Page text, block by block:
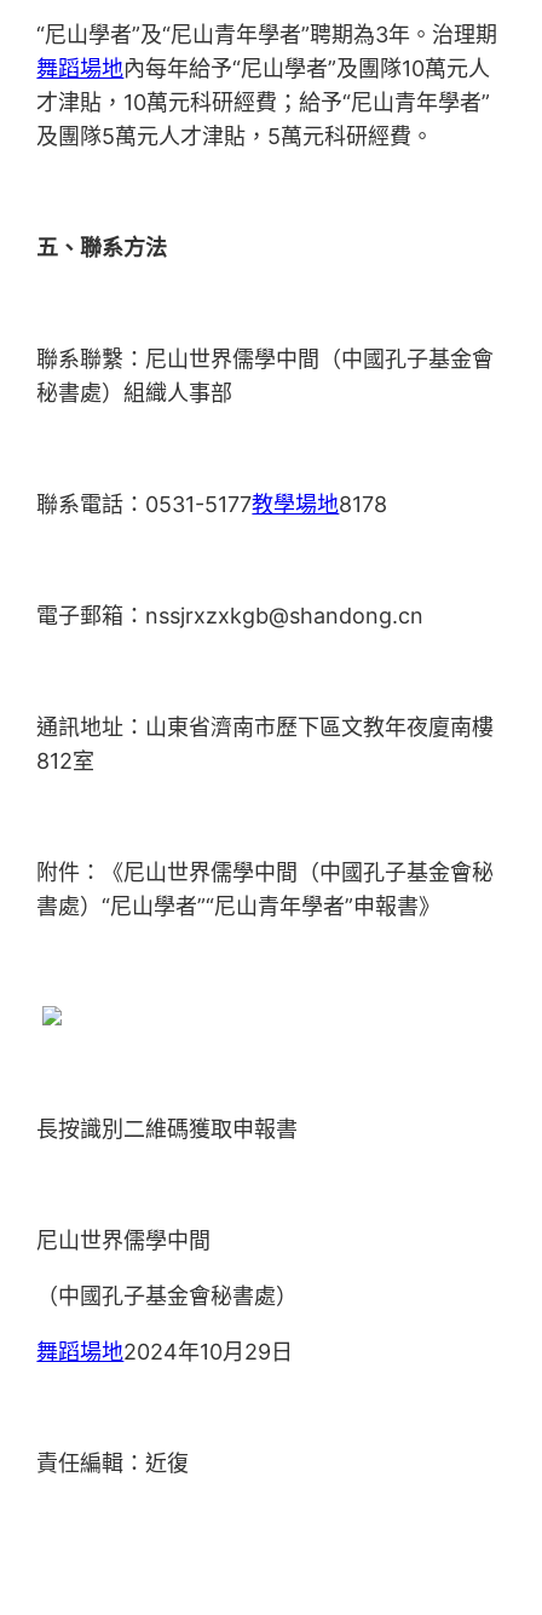
“尼山學者”及“尼山青年學者”聘期為3年。治理期
舞蹈場地內每年給予“尼山學者”及團隊10萬元人
才津貼，10萬元科研經費；給予“尼山青年學者”
及團隊5萬元人才津貼，5萬元科研經費。
五、聯系方法
聯系聯繫：尼山世界儒學中間（中國孔子基金會
秘書處）組織人事部
聯系電話：0531-5177教學場地8178
電子郵箱：nssjrxzxkgb@shandong.cn
通訊地址：山東省濟南市歷下區文教年夜廈南樓
812室
附件：《尼山世界儒學中間（中國孔子基金會秘
書處）“尼山學者”“尼山青年學者”申報書》
長按識別二維碼獲取申報書
尼山世界儒學中間
（中國孔子基金會秘書處）
舞蹈場地2024年10月29日
責任編輯：近復